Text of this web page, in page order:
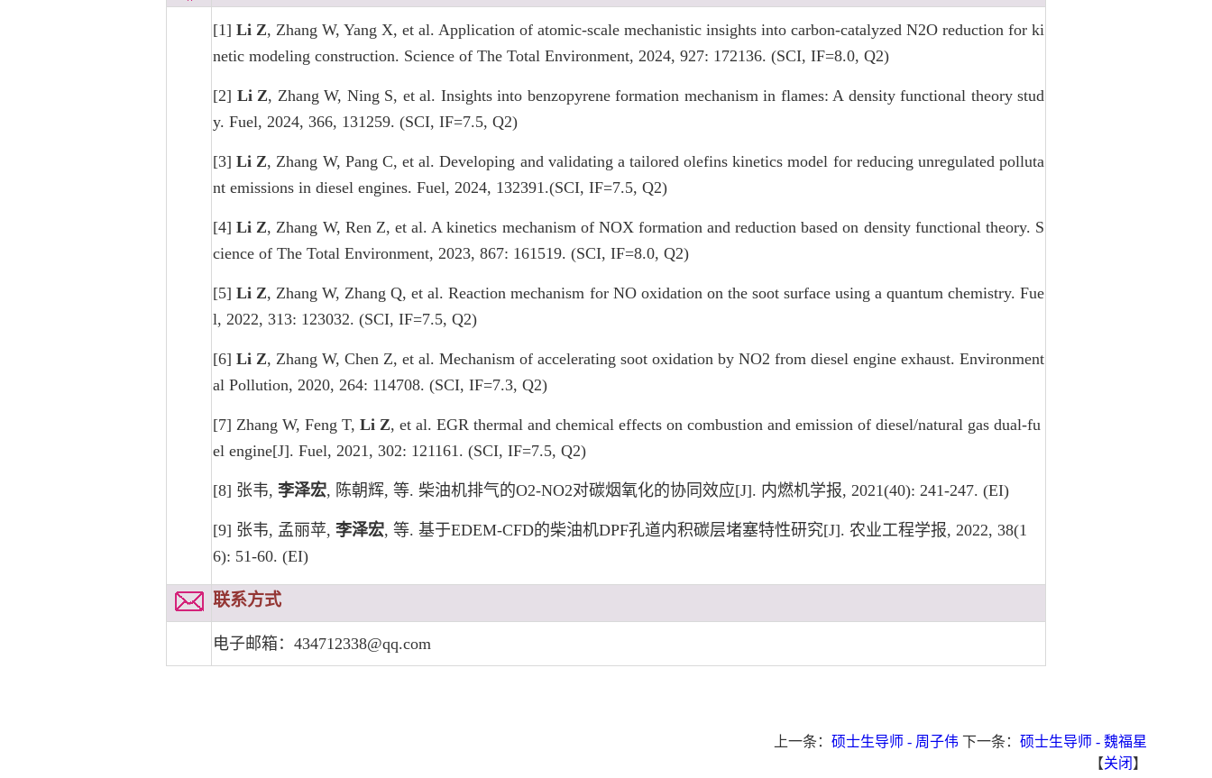
[1] Li Z, Zhang W, Yang X, et al. Application of atomic-scale mechanistic insights into carbon-catalyzed N2O reduction for ki
netic modeling construction. Science of The Total Environment, 2024, 927: 172136. (SCI, IF=8.0, Q2)
[2] Li Z, Zhang W, Ning S, et al. Insights into benzopyrene formation mechanism in flames: A density functional theory stud
y. Fuel, 2024, 366, 131259. (SCI, IF=7.5, Q2)
[3]Li Z, Zhang W, Pang C, et al. Developing and validating a tailored olefins kinetics model for reducing unregulated polluta
nt emissions in diesel engines. Fuel, 2024, 132391.(SCI, IF=7.5, Q2)
[4]Li Z, Zhang W, Ren Z, et al. A kinetics mechanism of NOX formation and reduction based on density functional theory. S
cience of The Total Environment, 2023, 867: 161519. (SCI, IF=8.0, Q2)
[5]Li Z, Zhang W, Zhang Q, et al. Reaction mechanism for NO oxidation on the soot surface using a quantum chemistry. Fue
l, 2022, 313: 123032. (SCI, IF=7.5, Q2)
[6] Li Z, Zhang W, Chen Z, et al. Mechanism of accelerating soot oxidation by NO2 from diesel engine exhaust. Environment
al Pollution, 2020, 264: 114708. (SCI, IF=7.3, Q2)
[7] Zhang W, Feng T, Li Z, et al. EGR thermal and chemical effects on combustion and emission of diesel/natural gas dual-fu
el engine[J]. Fuel, 2021, 302: 121161. (SCI, IF=7.5, Q2)
[8] 张韦, 李泽宏, 陈朝辉, 等. 柴油机排气的O2-NO2对碳烟氧化的协同效应[J]. 内燃机学报, 2021(40): 241-247. (EI)
[9] 张韦, 孟丽苹, 李泽宏, 等. 基于EDEM-CFD的柴油机DPF孔道内积碳层堵塞特性研究[J]. 农业工程学报, 2022, 38(1
6): 51-60. (EI)
联系方式
电子邮箱： 434712338@qq.com
上一条： 硕士生导师 - 周子伟 下一条： 硕士生导师 - 魏福星
【关闭 】